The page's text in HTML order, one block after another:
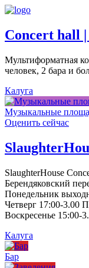
Concert hall
Мультиформатная
человек, 2 бара и
Калуга
Музыкальные
Оценить сейчас
SlaughterHouse
Берендяковский
Понедельник
Четверг 17:00-3.00
Воскресенье 15:00-
Калуга
Бар